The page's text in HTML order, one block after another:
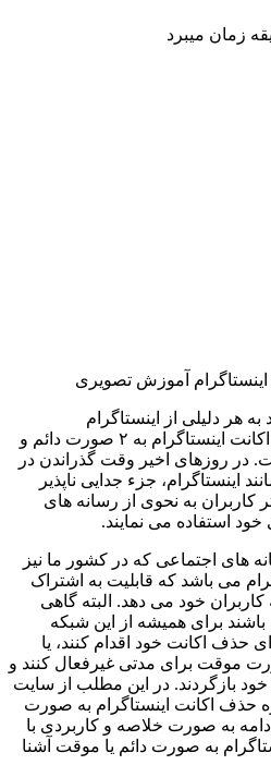
هر دلیلی از اینستاگرام
خداحافظی کنید، امکان حذف اکانت اینستاگرام به ۲ صورت دائم و
روزهای اخیر وقت گذراندن در
اینستاگرام، جزء جدایی ناپذیر
به نحوی از رسانه های
استفاده می‌ نمایند.
های اجتماعی که در کشور ما نیز
می باشد که قابلیت به اشتراک
کاربران خود می ‌دهد. البته گاهی
برای همیشه از این شبکه
حذف اکانت خود اقدام کنند، یا
موقت برای مدتی غیرفعال کنند و
بازگردند. در این مطلب از سایت
حذف اکانت اینستاگرام به صورت
به صورت خلاصه و کاربردی با
به صورت دائم یا موقت آشنا